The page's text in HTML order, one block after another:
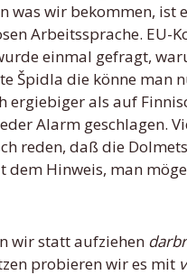
was wir bekommen,
Arbeitssprache. EU-
einmal gefragt,
Špidla die könne man
ergiebiger als auf
Alarm geschlagen.
reden, daß die
Hinweis, man
wir statt aufziehen
probieren wir es mit